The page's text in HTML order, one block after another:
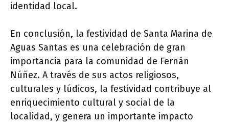
identidad local.
En conclusión, la festividad de Santa Marina de
Aguas Santas es una celebración de gran
importancia para la comunidad de Fernán
Núñez. A través de sus actos religiosos,
culturales y lúdicos, la festividad contribuye al
enriquecimiento cultural y social de la
localidad, y genera un importante impacto